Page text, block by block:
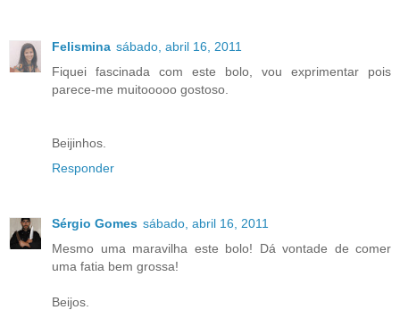
Felismina sábado, abril 16, 2011
Fiquei fascinada com este bolo, vou exprimentar pois
parece-me muitooooo gostoso.
Beijinhos.
Responder
Sérgio Gomes sábado, abril 16, 2011
Mesmo uma maravilha este bolo! Dá vontade de comer
uma fatia bem grossa!
Beijos.